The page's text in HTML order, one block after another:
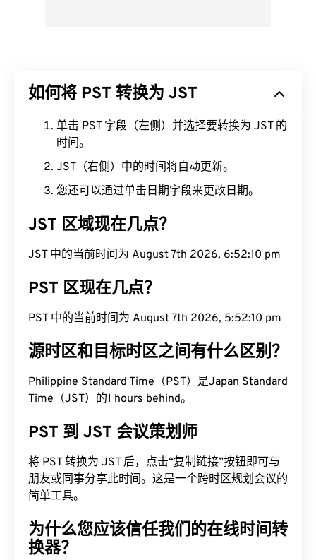
如何将 PST 转换为 JST
单击 PST 字段（左侧）并选择要转换为 JST 的
时间。
JST（右侧）中的时间将自动更新。
您还可以通过单击日期字段来更改日期。
JST 区域现在几点？
JST 中的当前时间为 August 7th 2026, 6:52:11 pm
PST 区现在几点？
PST 中的当前时间为 August 7th 2026, 5:52:11 pm
源时区和目标时区之间有什么区别？
Philippine Standard Time（PST）是Japan Standard
Time（JST）的1 hours behind。
PST 到 JST 会议策划师
将 PST 转换为 JST 后，点击“复制链接”按钮即可与
朋友或同事分享此时间。这是一个跨时区规划会议的
简单工具。
为什么您应该信任我们的在线时间转
换器？